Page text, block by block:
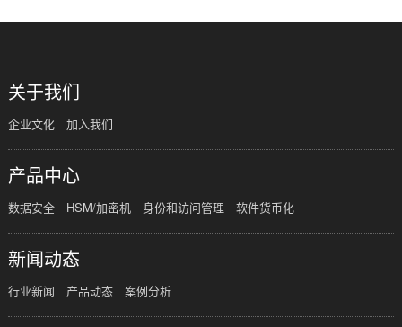
关于我们
企业文化 加入我们
产品中心
数据安全 HSM/加密机 身份和访问管理 软件货币化
新闻动态
行业新闻 产品动态 案例分析